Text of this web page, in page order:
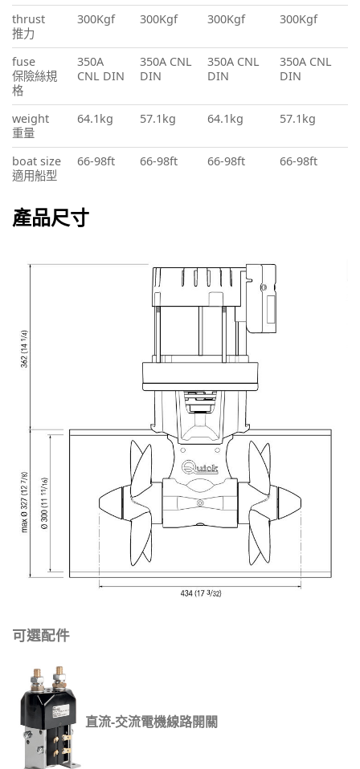
thrust
推力
300Kgf 300Kgf 300Kgf 300Kgf
fuse
保險絲規
格
350A
CNL DIN
350A CNL
DIN
350A CNL
DIN
350A CNL
DIN
weight
重量
64.1kg 57.1kg 64.1kg 57.1kg
boat size
適用船型
66-98ft 66-98ft 66-98ft 66-98ft
產品尺寸
可選配件
直流-交流電機線路開關